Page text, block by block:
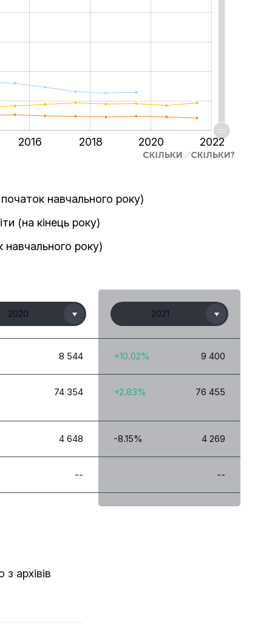
2016 2018 2020 2022
початок навчального року)
(на кінець року)
навчального року)
2020 2021
8 544 +10.02% 9 400
74 354 +2.83% 76 455
4 648 -8.15% 4 269
-- --
з архівів